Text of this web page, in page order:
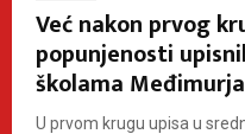
Već nakon prvog
popunjenosti
školama
U prvom krugu upisa u